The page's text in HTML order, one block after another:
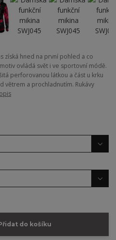
získá hned na první pohled a co
ovládá svět i ve sportovní módě.
perforovanou látkou a část u krku
větrem a prochladnutím. Rukávy
do košíku